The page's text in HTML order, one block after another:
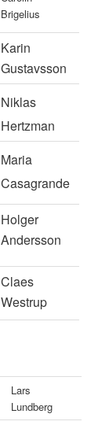
Brigelius
Karin
Gustavsson
Niklas
Hertzman
Maria
Casagrande
Holger
Andersson
Claes
Westrup
Lars
Lundberg